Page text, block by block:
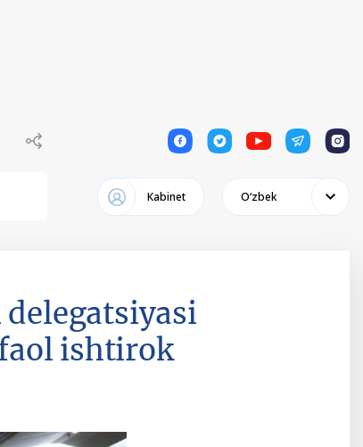
1 1 1 1 1
Кabinet Oʻzbek
delegatsiyasi
ishtirok